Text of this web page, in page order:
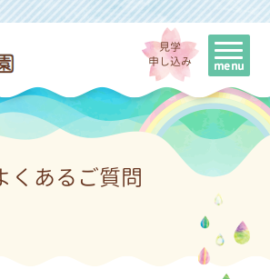
見学
申し込み
くあるご質問